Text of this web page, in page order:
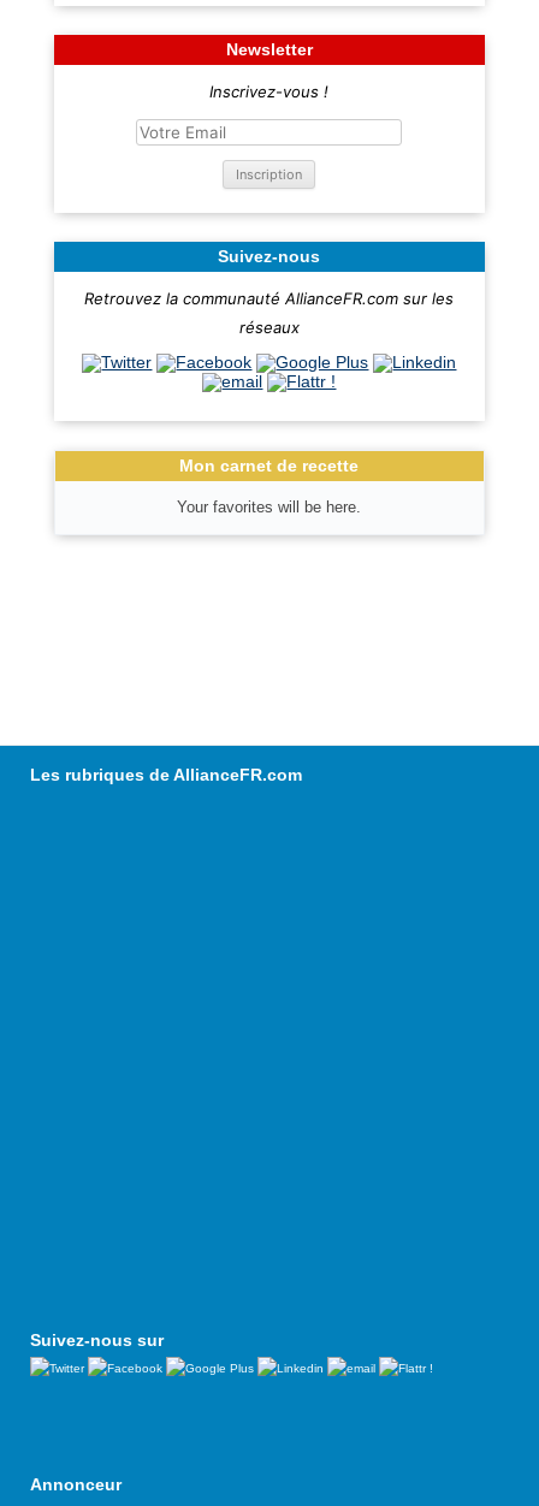
Newsletter
Inscrivez-vous !
Suivez-nous
Retrouvez la communauté AllianceFR.com sur les
réseaux
Mon carnet de recette
Your favorites will be here.
Les rubriques de AllianceFR.com
Suivez-nous sur
Annonceur